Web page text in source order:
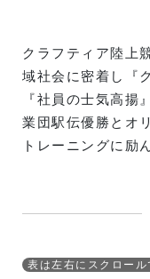
クラフティア陸上
域社会に密着し『
『社員の士気高揚
業団駅伝優勝とオ
トレーニングに励